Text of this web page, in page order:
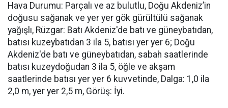
Hava Durumu: Parçalı ve az bulutlu, Doğu Akdeniz’in
doğusu sağanak ve yer yer gök gürültülü sağanak
yağışlı, Rüzgar: Batı Akdeniz'de batı ve güneybatıdan,
batısı kuzeybatıdan 3 ila 5, batısı yer yer 6; Doğu
Akdeniz'de batı ve güneybatıdan, sabah saatlerinde
batısı kuzeydoğudan 3 ila 5, öğle ve akşam
saatlerinde batısı yer yer 6 kuvvetinde, Dalga: 1,0 ila
2,0 m, yer yer 2,5 m, Görüş: İyi.